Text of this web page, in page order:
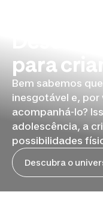
para
Bem sabemos
inesgotável e, por
acompanhá-lo?
adolescência, a
possibilidades
Descubra o